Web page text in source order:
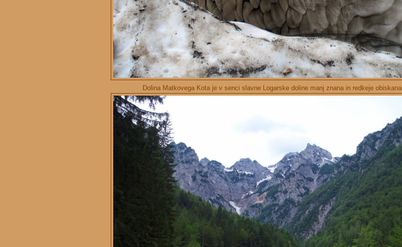
Dolina Matkovega Kota je v senci slavne Logarske doline manj znana in redkeje obiskana.